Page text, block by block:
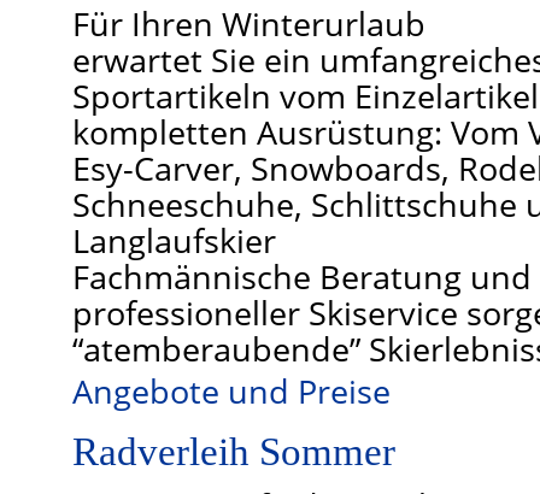
Für Ihren Winterurlaub
erwartet Sie ein
Sportartikeln vom
kompletten Ausrüstung: Vom
Esy-Carver, Snowboards,
Schneeschuhe, Schlittschuhe
Langlaufskier
Fachmännische Beratung
professioneller Skiservice
“atemberaubende”
Angebote und Preise
Radverleih Sommer